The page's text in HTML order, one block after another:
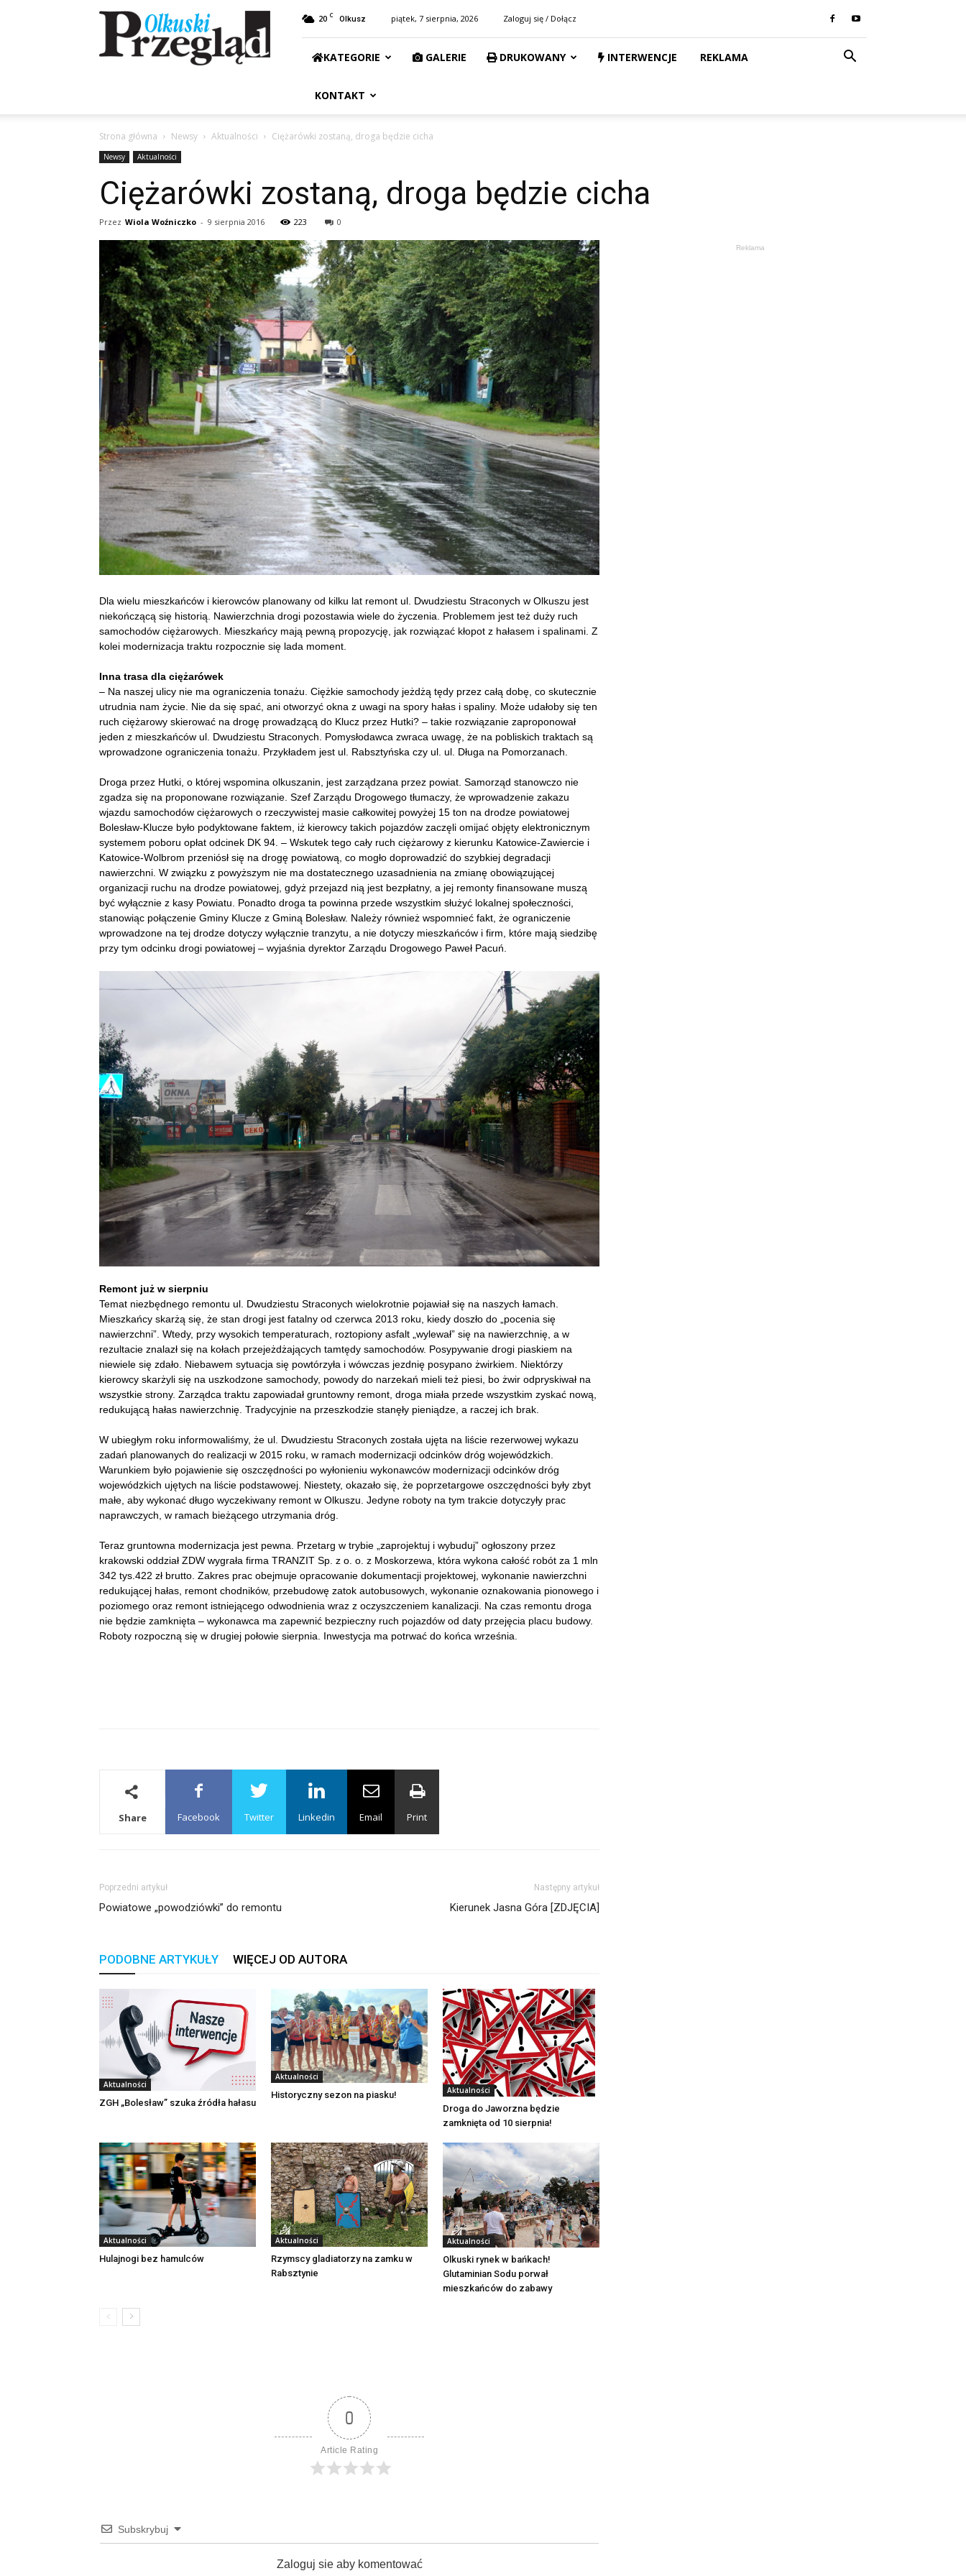
Przegląd
Olkuski
20 C Olkusz piątek, 7 sierpnia, 2026 Zaloguj się / Dołącz
KATEGORIE GALERIE DRUKOWANY INTERWENCJE REKLAMA
KONTAKT
Strona główna Newsy Aktualności Ciężarówki zostaną, droga będzie cicha
Newsy Aktualności
Ciężarówki zostaną, droga będzie cicha
Przez Wiola Woźniczko - 9 sierpnia 2016 223 0
Dla wielu mieszkańców i kierowców planowany od kilku lat remont ul. Dwudziestu Straconych w Olkuszu jest
niekończącą się historią. Nawierzchnia drogi pozostawia wiele do życzenia. Problemem jest też duży ruch
samochodów ciężarowych. Mieszkańcy mają pewną propozycję, jak rozwiązać kłopot z hałasem i spalinami. Z
kolei modernizacja traktu rozpocznie się lada moment.
Inna trasa dla ciężarówek
– Na naszej ulicy nie ma ograniczenia tonażu. Ciężkie samochody jeżdżą tędy przez całą dobę, co skutecznie
utrudnia nam życie. Nie da się spać, ani otworzyć okna z uwagi na spory hałas i spaliny. Może udałoby się ten
ruch ciężarowy skierować na drogę prowadzącą do Klucz przez Hutki? – takie rozwiązanie zaproponował
jeden z mieszkańców ul. Dwudziestu Straconych. Pomysłodawca zwraca uwagę, że na pobliskich traktach są
wprowadzone ograniczenia tonażu. Przykładem jest ul. Rabsztyńska czy ul. ul. Długa na Pomorzanach.
Droga przez Hutki, o której wspomina olkuszanin, jest zarządzana przez powiat. Samorząd stanowczo nie
zgadza się na proponowane rozwiązanie. Szef Zarządu Drogowego tłumaczy, że wprowadzenie zakazu
wjazdu samochodów ciężarowych o rzeczywistej masie całkowitej powyżej 15 ton na drodze powiatowej
Bolesław-Klucze było podyktowane faktem, iż kierowcy takich pojazdów zaczęli omijać objęty elektronicznym
systemem poboru opłat odcinek DK 94. – Wskutek tego cały ruch ciężarowy z kierunku Katowice-Zawiercie i
Katowice-Wolbrom przeniósł się na drogę powiatową, co mogło doprowadzić do szybkiej degradacji
nawierzchni. W związku z powyższym nie ma dostatecznego uzasadnienia na zmianę obowiązującej
organizacji ruchu na drodze powiatowej, gdyż przejazd nią jest bezpłatny, a jej remonty finansowane muszą
być wyłącznie z kasy Powiatu. Ponadto droga ta powinna przede wszystkim służyć lokalnej społeczności,
stanowiąc połączenie Gminy Klucze z Gminą Bolesław. Należy również wspomnieć fakt, że ograniczenie
wprowadzone na tej drodze dotyczy wyłącznie tranzytu, a nie dotyczy mieszkańców i firm, które mają siedzibę
przy tym odcinku drogi powiatowej – wyjaśnia dyrektor Zarządu Drogowego Paweł Pacuń.
Remont już w sierpniu
Temat niezbędnego remontu ul. Dwudziestu Straconych wielokrotnie pojawiał się na naszych łamach.
Mieszkańcy skarżą się, że stan drogi jest fatalny od czerwca 2013 roku, kiedy doszło do „pocenia się
nawierzchni”. Wtedy, przy wysokich temperaturach, roztopiony asfalt „wylewał” się na nawierzchnię, a w
rezultacie znalazł się na kołach przejeżdżających tamtędy samochodów. Posypywanie drogi piaskiem na
niewiele się zdało. Niebawem sytuacja się powtórzyła i wówczas jezdnię posypano żwirkiem. Niektórzy
kierowcy skarżyli się na uszkodzone samochody, powody do narzekań mieli też piesi, bo żwir odpryskiwał na
wszystkie strony. Zarządca traktu zapowiadał gruntowny remont, droga miała przede wszystkim zyskać nową,
redukującą hałas nawierzchnię. Tradycyjnie na przeszkodzie stanęły pieniądze, a raczej ich brak.
W ubiegłym roku informowaliśmy, że ul. Dwudziestu Straconych została ujęta na liście rezerwowej wykazu
zadań planowanych do realizacji w 2015 roku, w ramach modernizacji odcinków dróg wojewódzkich.
Warunkiem było pojawienie się oszczędności po wyłonieniu wykonawców modernizacji odcinków dróg
wojewódzkich ujętych na liście podstawowej. Niestety, okazało się, że poprzetargowe oszczędności były zbyt
małe, aby wykonać długo wyczekiwany remont w Olkuszu. Jedyne roboty na tym trakcie dotyczyły prac
naprawczych, w ramach bieżącego utrzymania dróg.
Teraz gruntowna modernizacja jest pewna. Przetarg w trybie „zaprojektuj i wybuduj” ogłoszony przez
krakowski oddział ZDW wygrała firma TRANZIT Sp. z o. o. z Moskorzewa, która wykona całość robót za 1 mln
342 tys.422 zł brutto. Zakres prac obejmuje opracowanie dokumentacji projektowej, wykonanie nawierzchni
redukującej hałas, remont chodników, przebudowę zatok autobusowych, wykonanie oznakowania pionowego i
poziomego oraz remont istniejącego odwodnienia wraz z oczyszczeniem kanalizacji. Na czas remontu droga
nie będzie zamknięta – wykonawca ma zapewnić bezpieczny ruch pojazdów od daty przejęcia placu budowy.
Roboty rozpoczną się w drugiej połowie sierpnia. Inwestycja ma potrwać do końca września.
Share Facebook Twitter Linkedin Email Print
Poprzedni artykuł
Powiatowe „powodziówki” do remontu
Następny artykuł
Kierunek Jasna Góra [ZDJĘCIA]
PODOBNE ARTYKUŁY WIĘCEJ OD AUTORA
Aktualności
ZGH „Bolesław” szuka źródła hałasu
Aktualności
Historyczny sezon na piasku! Aktualności
Droga do Jaworzna będzie
zamknięta od 10 sierpnia!
Aktualności
Hulajnogi bez hamulców
Aktualności
Rzymscy gladiatorzy na zamku w
Rabsztynie
Aktualności
Olkuski rynek w bańkach!
Glutaminian Sodu porwał
mieszkańców do zabawy
0
Article Rating
Subskrybuj
Zaloguj sie aby komentować
Reklama